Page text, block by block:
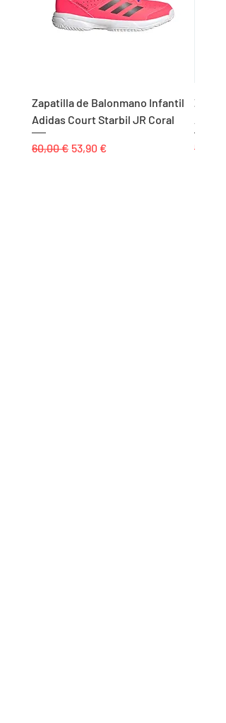
Zapatilla de Balonmano Infantil
Adidas Court Starbil JR Coral
Precio
60,00 € Precio de oferta
53,90 € Precio
55,00 €